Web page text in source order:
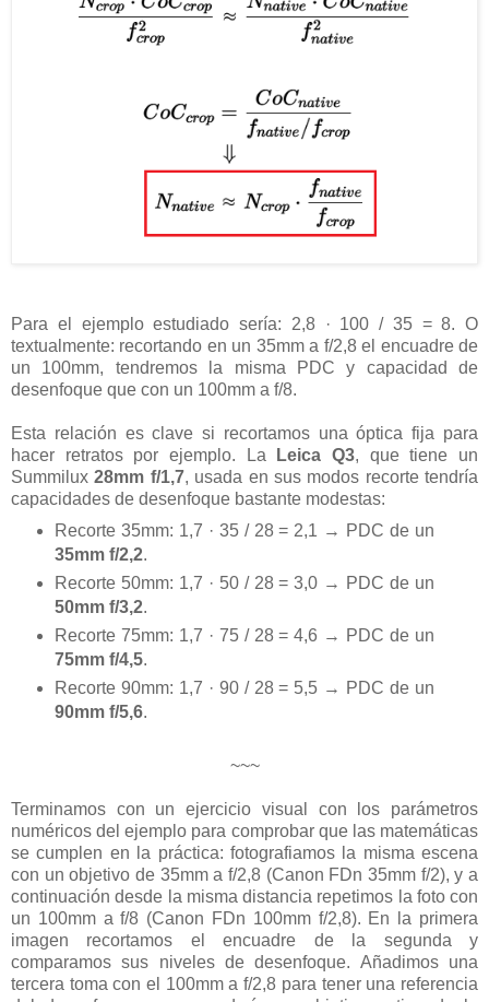
Para el ejemplo estudiado sería: 2,8 · 100 / 35 = 8. O
textualmente: recortando en un 35mm a f/2,8 el encuadre de
un 100mm, tendremos la misma PDC y capacidad de
desenfoque que con un 100mm a f/8.
Esta relación es clave si recortamos una óptica fija para
hacer retratos por ejemplo. La
Leica Q3, que tiene un
Summilux28mm f/1,7, usada en sus modos recorte tendría
capacidades de desenfoque bastante modestas:
Recorte 35mm: 1,7 · 35 / 28 = 2,1 → PDC de un
35mm f/2,2.
Recorte 50mm: 1,7 · 50 / 28 = 3,0 → PDC de un
50mm f/3,2.
Recorte 75mm: 1,7 · 75 / 28 = 4,6 → PDC de un
75mm f/4,5.
Recorte 90mm: 1,7 · 90 / 28 = 5,5 → PDC de un
90mm f/5,6.
~~~
Terminamos con un ejercicio visual con los parámetros
numéricos del ejemplo para comprobar que las matemáticas
se cumplen en la práctica: fotografiamos la misma escena
con un objetivo de 35mm a f/2,8 (Canon FDn 35mm f/2), y a
continuación desde la misma distancia repetimos la foto con
un 100mm a f/8 (Canon FDn 100mm f/2,8). En la primera
imagen recortamos el encuadre de la segunda y
comparamos sus niveles de desenfoque. Añadimos una
tercera toma con el 100mm a f/2,8 para tener una referencia